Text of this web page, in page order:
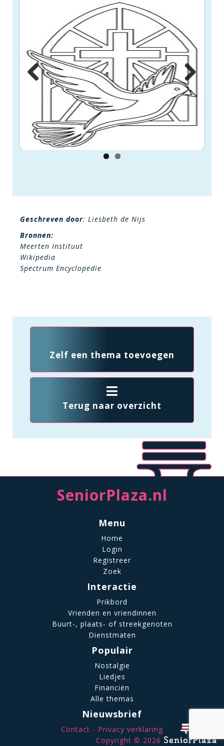
Previous Next
Geschreven door: Liesbeth de Nijs
Bronnen:
Meerten Instituut
Wikipedia
Spectrum Encyclopedie
Zelf een thema toevoegen
Terug naar overzicht
SeniorPlaza.nl
Menu
Home
Login
Registreer
Zoek
Interactie
Prikbord
Vrienden en vriendinnen
Buurt-, plaats- of streekgenoten
Dienstmaten
Populair
Nostalgie
Liedjes
Financiën
Alle themas
Nieuwsbrief
Contact
Privacy verklaring
Copyright © 2026